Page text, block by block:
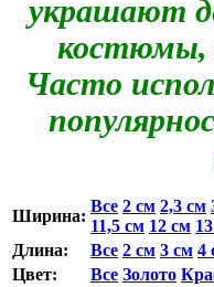
украшают
костюмы,
Часто
Ширина:
Все 2 см 2,3 см
11,5 см 12 см
Длина:
Все 2 см 3 см 4
Цвет:
Все Золото